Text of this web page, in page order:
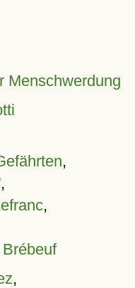
Menschwerdung
,
,
,
,